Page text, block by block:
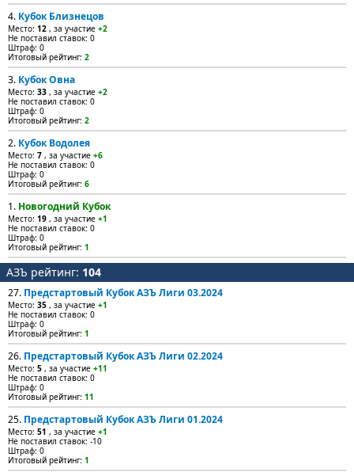
4. Кубок Близнецов
Место: 12 , за участие +2
Не поставил ставок: 0
Штраф: 0
Итоговый рейтинг: 2
3. Кубок Овна
Место: 33 , за участие +2
Не поставил ставок: 0
Штраф: 0
Итоговый рейтинг: 2
2. Кубок Водолея
Место: 7 , за участие +6
Не поставил ставок: 0
Штраф: 0
Итоговый рейтинг: 6
1. Новогодний Кубок
Место: 19 , за участие +1
Не поставил ставок: 0
Штраф: 0
Итоговый рейтинг: 1
АЗЪ рейтинг: 104
27. Предстартовый Кубок АЗЪ Лиги 03.2024
Место: 35 , за участие +1
Не поставил ставок: 0
Штраф: 0
Итоговый рейтинг: 1
26. Предстартовый Кубок АЗЪ Лиги 02.2024
Место: 5 , за участие +11
Не поставил ставок: 0
Штраф: 0
Итоговый рейтинг: 11
25. Предстартовый Кубок АЗЪ Лиги 01.2024
Место: 51 , за участие +1
Не поставил ставок: -10
Штраф: 0
Итоговый рейтинг: 1